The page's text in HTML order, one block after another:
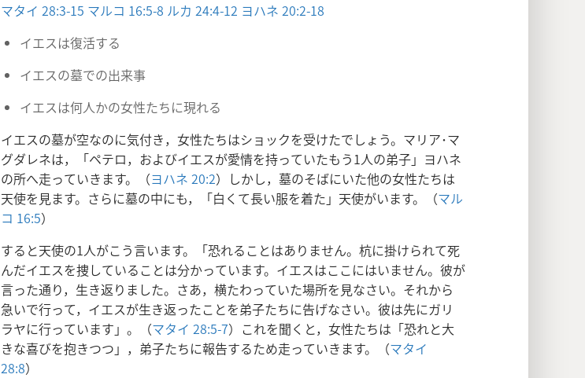
マタイ 28:3-15 マルコ 16:5-8 ルカ 24:4-12 ヨハネ 20:2-18
イエスは復活する
イエスの墓での出来事
イエスは何人かの女性たちに現れる
イエスの墓が空なのに気付き，女性たちはショックを受けたでしょう。マリア･マ
グダレネは，「ペテロ，およびイエスが愛情を持っていたもう1人の弟子」ヨハネ
の所へ走っていきます。（ヨハネ 20:2）しかし，墓のそばにいた他の女性たちは
天使を見ます。さらに墓の中にも，「白くて長い服を着た」天使がいます。（マル
コ 16:5）
すると天使の1人がこう言います。「恐れることはありません。杭に掛けられて死
んだイエスを捜していることは分かっています。イエスはここにはいません。彼が
言った通り，生き返りました。さあ，横たわっていた場所を見なさい。それから
急いで行って，イエスが生き返ったことを弟子たちに告げなさい。彼は先にガリ
ラヤに行っています」。（マタイ 28:5-7）これを聞くと，女性たちは「恐れと大
きな喜びを抱きつつ」，弟子たちに報告するため走っていきます。（マタイ
28:8）